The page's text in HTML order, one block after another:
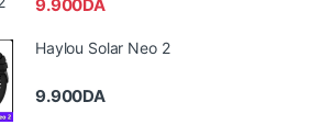
9.900DA
Haylou Solar Neo 2
9.900DA